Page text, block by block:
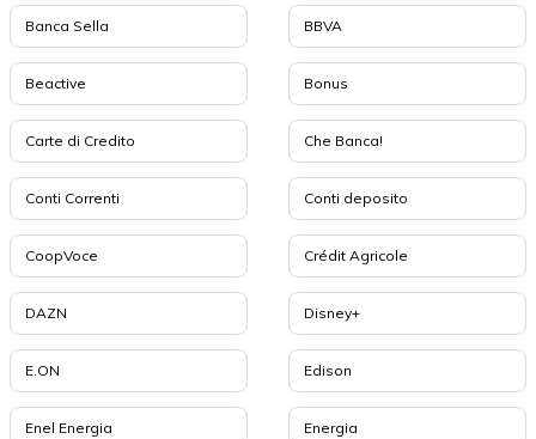
Banca Sella BBVA
Beactive Bonus
Carte di Credito Che Banca!
Conti Correnti Conti deposito
CoopVoce Crédit Agricole
DAZN Disney+
E.ON Edison
Enel Energia Energia